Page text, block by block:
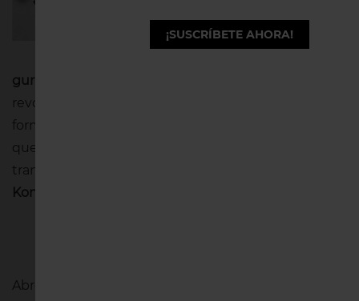
considerada
gurú de la organización
revolucionado los armarios de medio mundo como
forma de organizar la ropa y ganar espacio. Puede
que todo esto te esté sonando a japonés, pero
tranquila, te contamos en qué consiste el
Konmari para organizar el armario
Abres tu armario cada día, y cada vez hay más ropa
¡SUSCRÍBETE AHORA!